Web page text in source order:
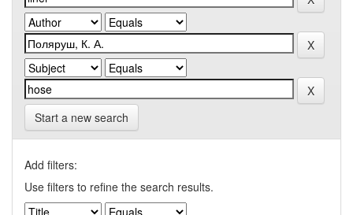
Start a new search
Add filters:
Use filters to refine the search results.